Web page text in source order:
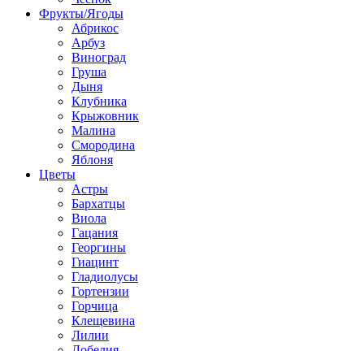
Фрукты/Ягоды
Абрикос
Арбуз
Виноград
Груша
Дыня
Клубника
Крыжовник
Малина
Смородина
Яблоня
Цветы
Астры
Бархатцы
Виола
Гацания
Георгины
Гиацинт
Гладиолусы
Гортензии
Горчица
Клещевина
Лилии